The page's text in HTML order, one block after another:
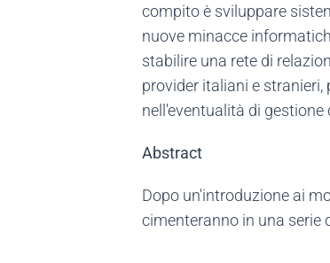
compito è sviluppare
nuove minacce
stabilire una rete di
provider italiani e
nell'eventualità di
Abstract
Dopo un'introduzione ai
cimenteranno in una serie